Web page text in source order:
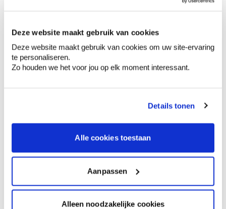
Deze website maakt gebruik van cookies
Deze website maakt gebruik van cookies om uw site-ervaring
te personaliseren.
Zo houden we het voor jou op elk moment interessant.
Details tonen
Alle cookies toestaan
Aanpassen
Alleen noodzakelijke cookies
Voir l'image d'inspiration